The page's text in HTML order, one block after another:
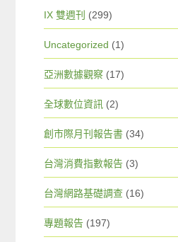
IX 雙週刊 (299)
Uncategorized (1)
亞洲數據觀察 (17)
全球數位資訊 (2)
創市際月刊報告書 (34)
台灣消費指數報告 (3)
台灣網路基礎調查 (16)
專題報告 (197)